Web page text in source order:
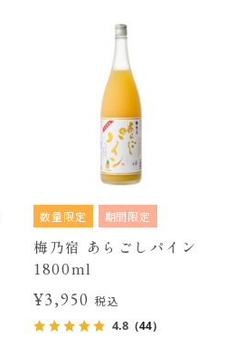
数量限定 期間限定
梅乃宿 あらごしパイン
1800ml
¥3,950 税込
4.8 （44）